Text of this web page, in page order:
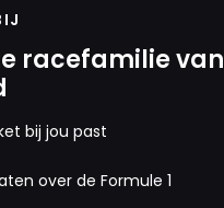
racefamilie van
bij jou past
over de Formule 1